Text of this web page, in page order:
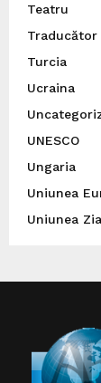
Teatru
Turcia
Ucraina
UNESCO
Ungaria
Uniunea
Uniunea